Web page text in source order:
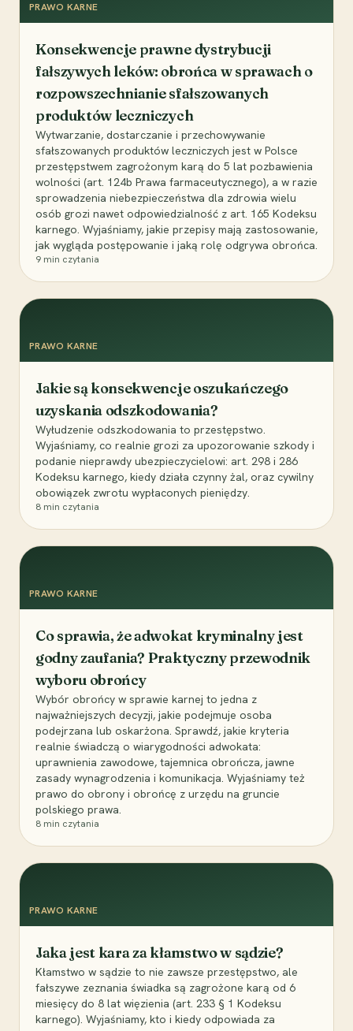
PRAWO KARNE
Konsekwencje prawne dystrybucji
fałszywych leków: obrońca w sprawach o
rozpowszechnianie sfałszowanych
produktów leczniczych
Wytwarzanie, dostarczanie i przechowywanie
sfałszowanych produktów leczniczych jest w Polsce
przestępstwem zagrożonym karą do 5 lat pozbawienia
wolności (art. 124b Prawa farmaceutycznego), a w razie
sprowadzenia niebezpieczeństwa dla zdrowia wielu
osób grozi nawet odpowiedzialność z art. 165 Kodeksu
karnego. Wyjaśniamy, jakie przepisy mają zastosowanie,
jak wygląda postępowanie i jaką rolę odgrywa obrońca.
9 min czytania
PRAWO KARNE
Jakie są konsekwencje oszukańczego
uzyskania odszkodowania?
Wyłudzenie odszkodowania to przestępstwo.
Wyjaśniamy, co realnie grozi za upozorowanie szkody i
podanie nieprawdy ubezpieczycielowi: art. 298 i 286
Kodeksu karnego, kiedy działa czynny żal, oraz cywilny
obowiązek zwrotu wypłaconych pieniędzy.
8 min czytania
PRAWO KARNE
Co sprawia, że adwokat kryminalny jest
godny zaufania? Praktyczny przewodnik
wyboru obrońcy
Wybór obrońcy w sprawie karnej to jedna z
najważniejszych decyzji, jakie podejmuje osoba
podejrzana lub oskarżona. Sprawdź, jakie kryteria
realnie świadczą o wiarygodności adwokata:
uprawnienia zawodowe, tajemnica obrończa, jawne
zasady wynagrodzenia i komunikacja. Wyjaśniamy też
prawo do obrony i obrońcę z urzędu na gruncie
polskiego prawa.
8 min czytania
PRAWO KARNE
Jaka jest kara za kłamstwo w sądzie?
Kłamstwo w sądzie to nie zawsze przestępstwo, ale
fałszywe zeznania świadka są zagrożone karą od 6
miesięcy do 8 lat więzienia (art. 233 § 1 Kodeksu
karnego). Wyjaśniamy, kto i kiedy odpowiada za